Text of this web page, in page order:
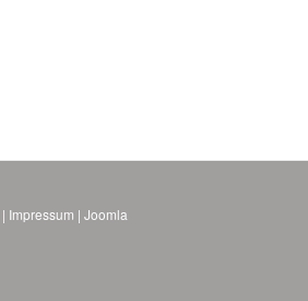
| Impressum |Joomla